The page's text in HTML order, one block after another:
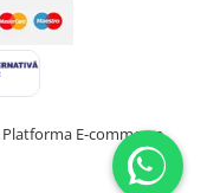
Platforma E-commerce